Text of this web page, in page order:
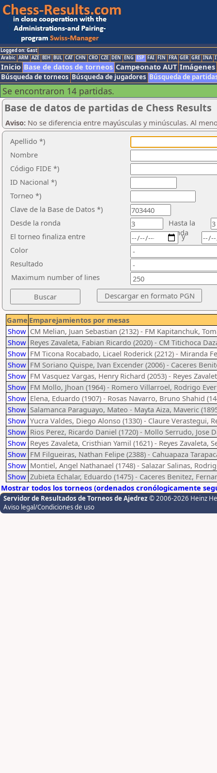
Logged on: Gast
Arabic ARM AZE BIH BUL CAT CHN CRO CZE DEN ENG ESP FAI FIN FRA GER GRE INA
Inicio Base de datos de torneos Campeonato AUT Imágenes
Búsqueda de torneos Búsqueda de jugadores Búsqueda de
Se encontraron 14 partidas.
Base de datos de partidas de Chess Results
Aviso: No se diferencia entre mayúsculas y minúsculas. Al
Apellido *)
Nombre
Código FIDE *)
ID Nacional *)
Torneo *)
Clave de la Base de Datos *)
Desde la ronda
Hasta la
ronda
El torneo finaliza entre
Color
Resultado
y
Maximum number of lines
Game Emparejamientos por mesas
Show CM Melian, Juan Sebastian (2132) - FM Kapitanchuk,
Show Reyes Zavaleta, Fabian Ricardo (2020) - CM Titichoca
Show FM Ticona Rocabado, Licael Roderick (2212) - Miranda
Show FM Soriano Quispe, Ivan Excender (2006) - Caceres
Show FM Vasquez Vargas, Henry Richard (2053) - Reyes
Show FM Mollo, Jhoan (1964) - Romero Villarroel, Rodrigo Ever
Show Elena, Eduardo (1907) - Rosas Navarro, Bruno Shahid
Show Salamanca Paraguayo, Mateo - Mayta Aiza, Maveric
Show Yucra Valdes, Diego Alonso (1330) - Claure Verastegui,
Show Rios Perez, Ricardo Daniel (1720) - Mollo Serrudo, Jose
Show Reyes Zavaleta, Cristhian Yamil (1621) - Reyes Zavaleta,
Show FM Filgueiras, Nathan Felipe (2388) - Cahuapaza
Show Montiel, Angel Nathanael (1748) - Salazar Salinas,
Show Zubieta Echalar, Eduardo (1475) - Caceres Benitez,
Mostrar todos los torneos (ordenados cronólogicamente
Servidor de Resultados de Torneos de Ajedrez © 2006-2026 Heinz
Aviso legal/Condiciones de uso